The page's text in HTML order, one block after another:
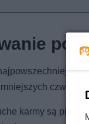
karmy są